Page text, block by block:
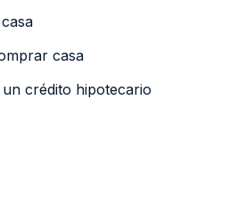
casa
crédito hipotecario